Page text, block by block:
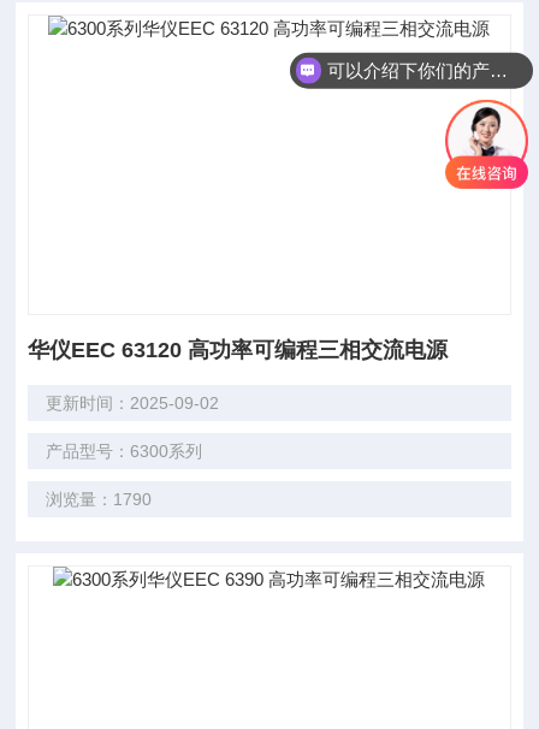
华仪EEC 63120 高功率可编程三相交流电源
更新时间：2025-09-02
产品型号：6300系列
浏览量：1790
可以介绍下你们的产品么